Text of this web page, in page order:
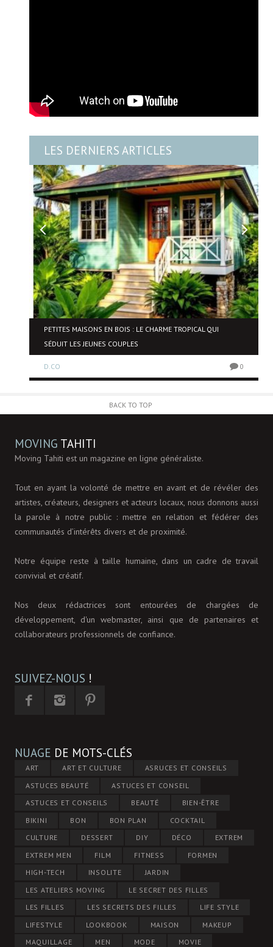
LES DERNIERS ARTICLES
PETITES MAISONS EN BOIS : LE CHARME TROPICAL QUI
SÉDUIT LES JEUNES COUPLES
D.CO 0
BACK TO TOP
MOVING TAHITI
Moving Tahiti est un magazine en ligne généraliste.
Tout en ayant la volonté de mettre en avant et de révéler des
artistes, créateurs, designers et acteurs locaux, nous donnons aussi
la parole à notre public : mettre en relation et fédérer des
communautés d’intérêts divers et de proximité.
Notre équipe reste à taille humaine, dans un cadre de travail
convivial et créatif.
Nos deux rédactrices sont entourées de chargées de
développement, d'un webmaster, ainsi que de partenaires et
collaborateurs professionnels de confiance.
SUIVEZ-NOUS !
NUAGE DE MOTS-CLÉS
ART ART ET CULTURE
ASRUCES ET CONSEILS
ASTUCES BEAUTÉ
ASTUCES ET CONSEIL
ASTUCES ET CONSEILS
BEAUTÉ
BIEN-ÊTRE
BIKINI
BON BON PLAN
COCKTAIL
CULTURE
DESSERT DIY DÉCO
EXTREM
EXTREM MEN
FILM FITNESS
FORMEN
HIGH-TECH
INSOLITE
JARDIN
LES ATELIERS MOVING
LE SECRET DES FILLES
LES FILLES
LES SECRETS DES FILLES
LIFE STYLE
LIFESTYLE
LOOKBOOK MAISON
MAKEUP
MAQUILLAGE
MEN MODE MOVIE